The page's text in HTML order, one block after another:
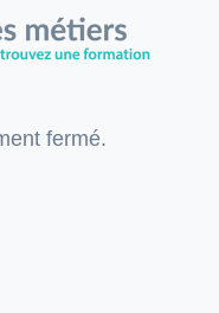
fermé.